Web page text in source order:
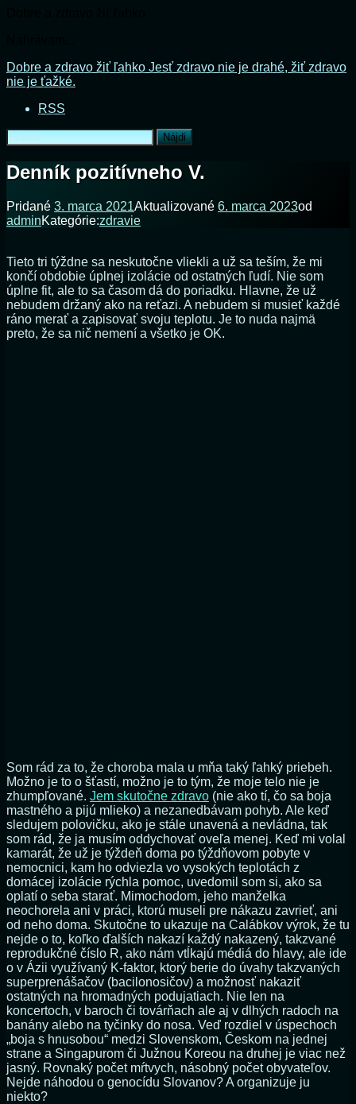
Prejsť
na
Dobre a zdravo žiť ľahko Jesť zdravo nie je drahé, žiť zdravo
nie je ťažké.
RSS
Hľadať:
Denník pozitívneho V.
Pridané 3. marca 2021Aktualizované 6. marca 2023od
adminKategórie:zdravie
Tieto tri týždne sa neskutočne vliekli a už sa teším, že mi
končí obdobie úplnej izolácie od ostatných ľudí. Nie som
úplne fit, ale to sa časom dá do poriadku. Hlavne, že už
nebudem držaný ako na reťazi. A nebudem si musieť každé
ráno merať a zapisovať svoju teplotu. Je to nuda najmä
preto, že sa nič nemení a všetko je OK.
Som rád za to, že choroba mala u mňa taký ľahký priebeh.
Možno je to o šťastí, možno je to tým, že moje telo nie je
zhumpľované. Jem skutočne zdravo (nie ako tí, čo sa boja
mastného a pijú mlieko) a nezanedbávam pohyb. Ale keď
sledujem polovičku, ako je stále unavená a nevládna, tak
som rád, že ja musím oddychovať oveľa menej. Keď mi volal
kamarát, že už je týždeň doma po týždňovom pobyte v
nemocnici, kam ho odviezla vo vysokých teplotách z
domácej izolácie rýchla pomoc, uvedomil som si, ako sa
oplatí o seba starať. Mimochodom, jeho manželka
neochorela ani v práci, ktorú museli pre nákazu zavrieť, ani
od neho doma. Skutočne to ukazuje na Calábkov výrok, že tu
nejde o to, koľko ďalších nakazí každý nakazený, takzvané
reprodukčné číslo R, ako nám vtĺkajú médiá do hlavy, ale ide
o v Ázii využívaný K-faktor, ktorý berie do úvahy takzvaných
superprenášačov (bacilonosičov) a možnosť nakaziť
ostatných na hromadných podujatiach. Nie len na
koncertoch, v baroch či továrňach ale aj v dlhých radoch na
banány alebo na tyčinky do nosa. Veď rozdiel v úspechoch
„boja s hnusobou“ medzi Slovenskom, Českom na jednej
strane a Singapurom či Južnou Koreou na druhej je viac než
jasný. Rovnaký počet mŕtvych, násobný počet obyvateľov.
Nejde náhodou o genocídu Slovanov? A organizuje ju
niekto?